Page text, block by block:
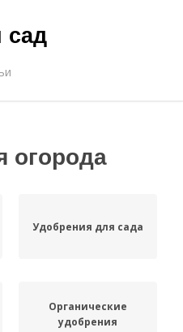
огорода
Удобрения для сада
Органические
удобрения